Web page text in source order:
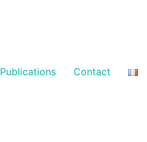
Publications Contact